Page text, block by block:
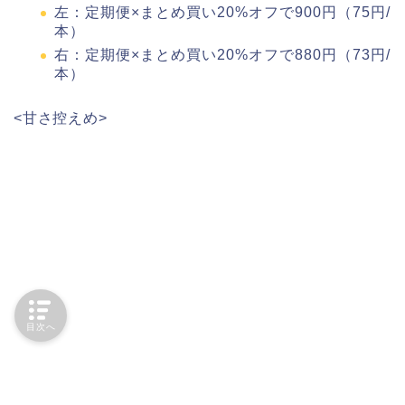
左：定期便×まとめ買い20%オフで900円（75円/
本）
右：定期便×まとめ買い20%オフで880円（73円/
本）
<甘さ控えめ>
目次へ